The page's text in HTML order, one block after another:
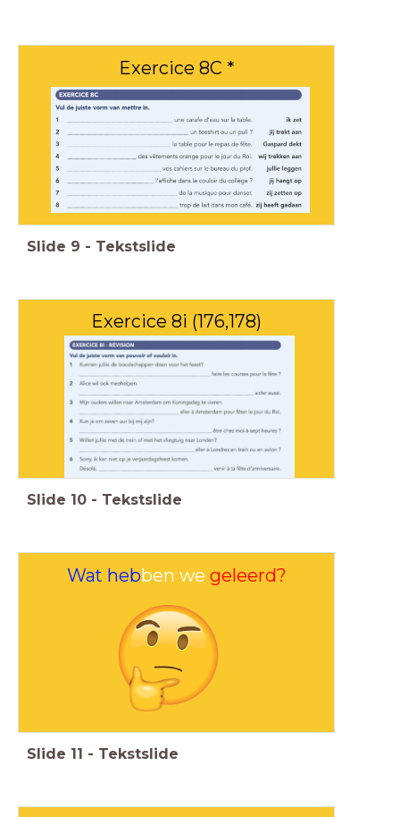
Exercice 8C *
Slide 9 - Tekstslide
Exercice 8i (176,178)
Slide 10 - Tekstslide
Wat hebben we geleerd?
Slide 11 - Tekstslide